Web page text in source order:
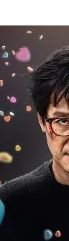
Filmyzilla